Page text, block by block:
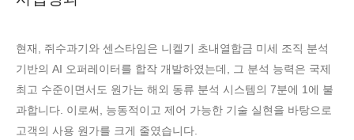
현재, 쥐수과기와 센스타임은 니켈기 초내열합금 미세 조직 분석
기반의 AI 오퍼레이터를 합작 개발하였는데, 그 분석 능력은 국제
최고 수준이면서도 원가는 해외 동류 분석 시스템의 7분에 1에 불
과합니다. 이로써, 능동적이고 제어 가능한 기술 실현을 바탕으로
고객의 사용 원가를 크게 줄였습니다.